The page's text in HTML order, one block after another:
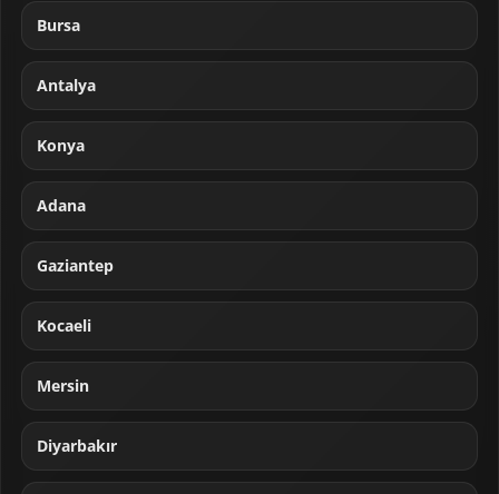
Bursa
Antalya
Konya
Adana
Gaziantep
Kocaeli
Mersin
Diyarbakır